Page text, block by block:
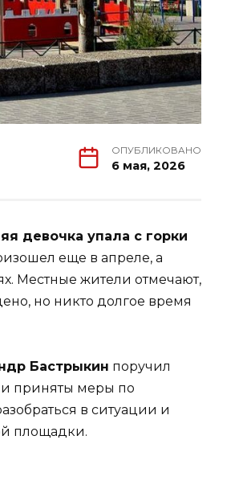
ОПУБЛИКОВАНО
6 мая, 2026
девочка упала с горки
еще в апреле, а
Местные жители отмечают,
но никто долгое время
Бастрыкин поручил
приняты меры по
в ситуации и
площадки.